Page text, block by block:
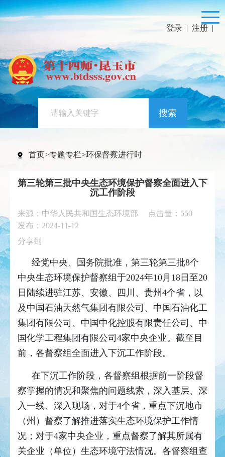
登录 | 注册 |
搜索
首页>专题专栏>环保督察进行时
第三轮第三批中央生态环境保护督察全面进入下
沉工作阶段
来源：中华人民共和国生态环境部 点击量： 550
发布：2024-11-12
分享到
经党中央、国务院批准，第三轮第三批8个
中央生态环境保护督察组于2024年10月18日至20
日陆续进驻江苏、安徽、四川、贵州4个省，以
及中国石油天然气集团有限公司、中国石油化工
集团有限公司、中国中化控股有限责任公司、中
国化学工程集团有限公司4家中央企业。截至目
前，各督察组全面进入下沉工作阶段。
在下沉工作阶段，各督察组根据前一阶段督
察掌握的情况和聚焦的问题线索，深入基层、深
入一线、深入现场，对于4个省，重点下沉地市
（州）督察了解推进落实生态环境保护工作情
况；对于4家中央企业，重点督察了解其所属有
关企业（单位）生态环境守法情况。各督察组查